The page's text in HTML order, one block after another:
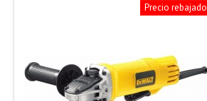
Precio rebajado